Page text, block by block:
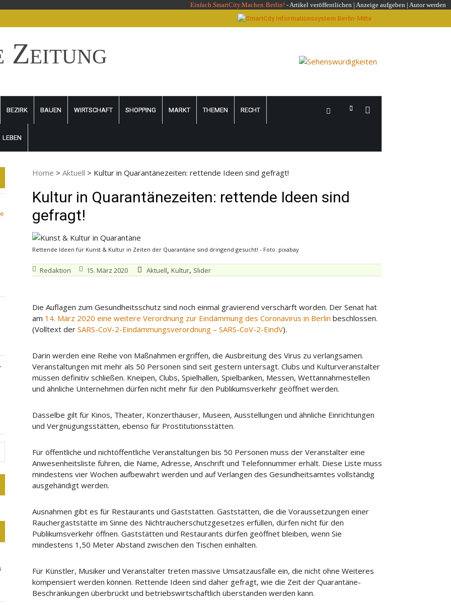
Einfach.SmartCity.Machen:Berlin! -Artikel veröffentlichen | Anzeige aufgeben | Autor werden
BEZIRK BAUEN WIRTSCHAFT SHOPPING MARKT THEMEN RECHT
LEBEN
Home > Aktuell > Kultur in Quarantänezeiten: rettende Ideen sind gefragt!
Kultur in Quarantänezeiten: rettende Ideen sind
gefragt!
Rettende Ideen für Kunst & Kultur in Zeiten der Quarantäne sind dringend gesucht! - Foto: pixabay
Redaktion 15. März 2020 Aktuell, Kultur, Slider
Die Auflagen zum Gesundheitsschutz sind noch einmal gravierend verschärft worden. Der Senat hat
am 14. März 2020 eine weitere Verordnung zur Eindämmung des Coronavirus in Berlin beschlossen.
(Volltext der SARS-CoV-2-Eindämmungsverordnung – SARS-CoV-2-EindV).
Darin werden eine Reihe von Maßnahmen ergriffen, die Ausbreitung des Virus zu verlangsamen.
Veranstaltungen mit mehr als 50 Personen sind seit gestern untersagt. Clubs und Kulturveranstalter
müssen definitiv schließen. Kneipen, Clubs, Spielhallen, Spielbanken, Messen, Wettannahmestellen
und ähnliche Unternehmen dürfen nicht mehr für den Publikumsverkehr geöffnet werden.
Dasselbe gilt für Kinos, Theater, Konzerthäuser, Museen, Ausstellungen und ähnliche Einrichtungen
und Vergnügungsstätten, ebenso für Prostitutionsstätten.
Für öffentliche und nichtöffentliche Veranstaltungen bis 50 Personen muss der Veranstalter eine
Anwesenheitsliste führen, die Name, Adresse, Anschrift und Telefonnummer erhält. Diese Liste muss
mindestens vier Wochen aufbewahrt werden und auf Verlangen des Gesundheitsamtes vollständig
ausgehändigt werden.
Ausnahmen gibt es für Restaurants und Gaststätten. Gaststätten, die die Voraussetzungen einer
Rauchergaststätte im Sinne des Nichtraucherschutzgesetzes erfüllen, dürfen nicht für den
Publikumsverkehr öffnen. Gaststätten und Restaurants dürfen geöffnet bleiben, wenn Sie
mindestens 1,50 Meter Abstand zwischen den Tischen einhalten.
Für Künstler, Musiker und Veranstalter treten massive Umsatzausfälle ein, die nicht ohne Weiteres
kompensiert werden können. Rettende Ideen sind daher gefragt, wie die Zeit der Quarantäne-
Beschränkungen überbrückt und betriebswirtschaftlich überstanden werden kann.